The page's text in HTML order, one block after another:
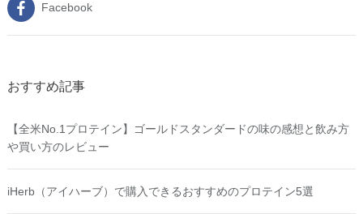
Facebook
おすすめ記事
【全米No.1プロテイン】ゴールドスタンダードの味の感想と飲み方
や買い方のレビュー
iHerb（アイハーブ）で購入できるおすすめのプロテイン5選